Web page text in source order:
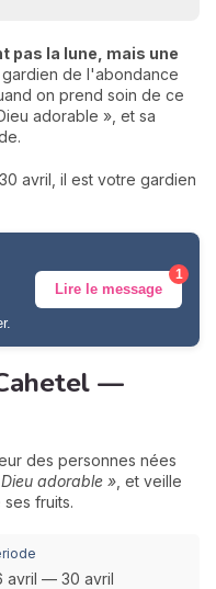
pas la lune, mais une
de l'abondance
on prend soin de ce
adorable », et sa
avril, il est votre gardien
Lire le message
1
—
des personnes nées
adorable » , et veille
fruits.
avril — 30 avril